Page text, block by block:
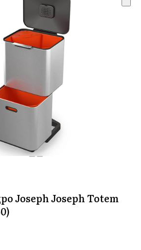
Joseph Joseph Totem